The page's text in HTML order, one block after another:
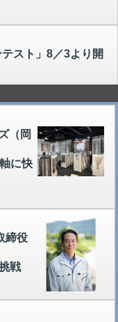
スト」8／3より開
（岡
に快
締役
戦